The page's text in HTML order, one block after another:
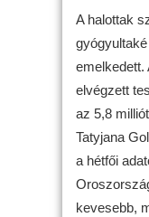
A halottak
emelkedett.
elvégzett
az 5,8
Tatyjana
a hétfői
kevesebb,